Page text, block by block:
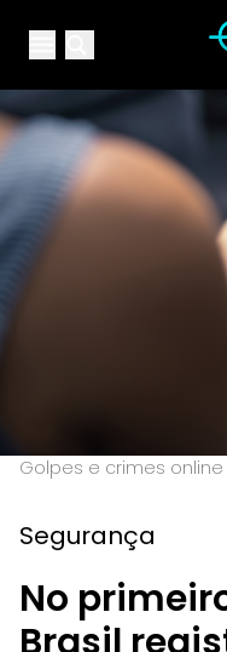
Open main
Golpes e crimes
Segurança
No